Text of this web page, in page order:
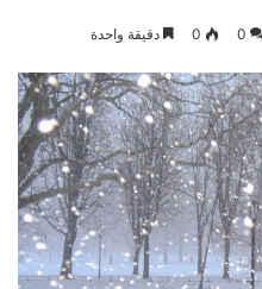
0
0 دقيقة واحدة